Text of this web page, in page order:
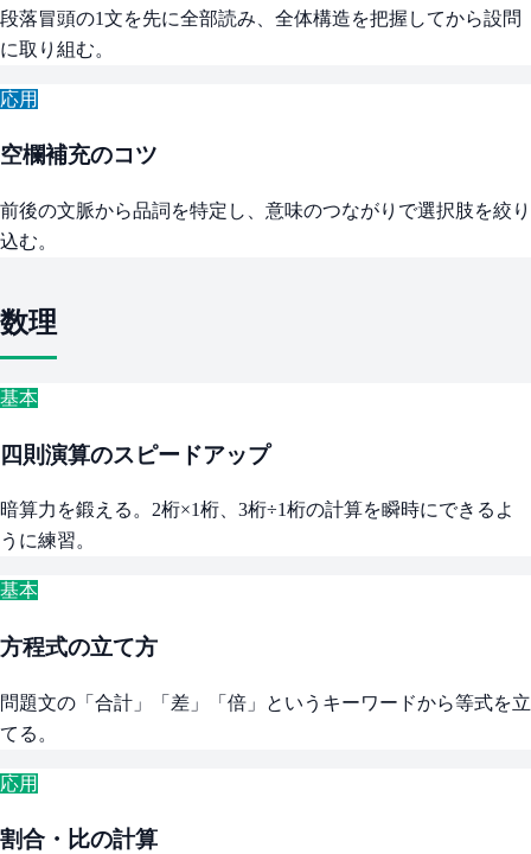
段落冒頭の1文を先に全部読み、全体構造を把握してから設問
に取り組む。
応用
空欄補充のコツ
前後の文脈から品詞を特定し、意味のつながりで選択肢を絞り
込む。
数理
基本
四則演算のスピードアップ
暗算力を鍛える。2桁×1桁、3桁÷1桁の計算を瞬時にできるよ
うに練習。
基本
方程式の立て方
問題文の「合計」「差」「倍」というキーワードから等式を立
てる。
応用
割合・比の計算